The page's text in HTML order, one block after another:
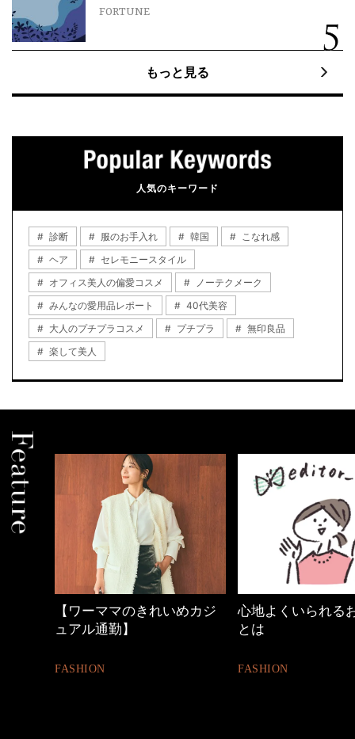
FORTUNE
もっと見る
人気のキーワード
診断 服のお手入れ 韓国
こなれ感
ヘア
セレモニースタイル
オフィス美人の偏愛コスメ
ノーテクメーク
みんなの愛用品レポート
40代美容
大人のプチプラコスメ
プチプラ
無印良品
楽して美人
【ワーママのきれいめカジ
ュアル通勤】
FASHION
心地よくいられる
とは
FASHION